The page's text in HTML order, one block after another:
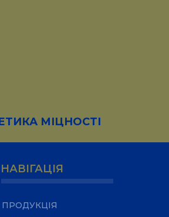
МІЦНОСТІ
НАВІГАЦІЯ
ПРОДУКЦІЯ